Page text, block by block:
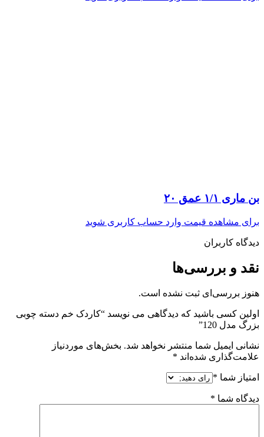
بن ماری ۱/۱ عمق ۲۰
برای مشاهده قیمت وارد حساب کاربری شوید
دیدگاه کاربران
نقد و بررسی‌ها
هنوز بررسی‌ای ثبت نشده است.
اولین کسی باشید که دیدگاهی می نویسد “کاردک خم دسته چوبی
بزرگ مدل 120”
نشانی ایمیل شما منتشر نخواهد شد. بخش‌های موردنیاز
علامت‌گذاری شده‌اند *
امتیاز شما *
دیدگاه شما *